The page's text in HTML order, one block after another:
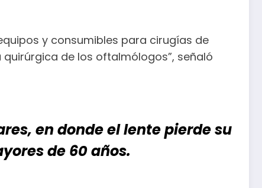
y consumibles para cirugías de
de los oftalmólogos”, señaló
en donde el lente pierde su
de 60 años.